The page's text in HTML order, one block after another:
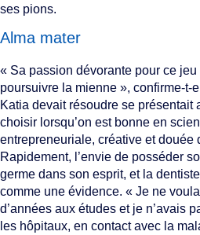
ses pions.
Alma mater
« Sa passion dévorante pour ce jeu
poursuivre la mienne », confirme-t-
Katia devait résoudre se présentait
choisir lorsqu’on est bonne en
entrepreneuriale, créative et douée
Rapidement, l’envie de posséder
germe dans son esprit, et la
comme une évidence. « Je ne
d’années aux études et je n’avais
les hôpitaux, en contact avec la